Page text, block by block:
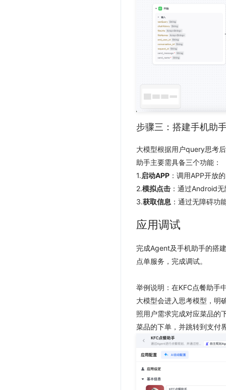
步骤三：搭建手机助
大模型根据用户query思考
助手主要需具备三个功能：
1.启动APP ：调用APP开放
2.模拟点击 ：通过Android
3.获取信息 ：通过无障碍功
应用调试
完成Agent及手机助手的搭
点单服务，完成调试。
举例说明：在KFC点餐助手
大模型会进入思考模型，明
照用户需求完成对应菜品的
菜品的下单，并跳转到支付